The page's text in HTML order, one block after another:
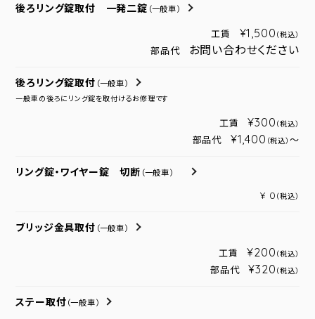
後ろリング錠取付 一発二錠 （一般車）
工賃 ¥1,500 （税込）
部品代 お問い合わせください
後ろリング錠取付 （一般車）
一般車の後ろにリング錠を取付けるお修理です
工賃 ¥300 （税込）
部品代 ¥1,400 （税込） ～
リング錠・ワイヤー錠 切断 （一般車）
¥ 0 （税込）
ブリッジ金具取付 （一般車）
工賃 ¥200 （税込）
部品代 ¥320 （税込）
ステー取付 （一般車）